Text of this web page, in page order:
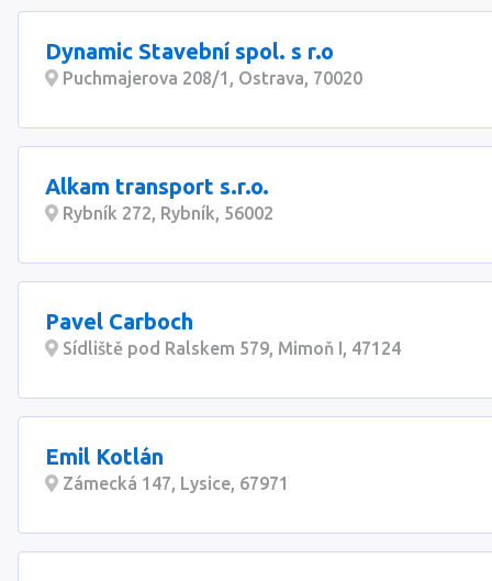
Dynamic Stavební spol. s r.o
Puchmajerova 208/1, Ostrava, 70020
Alkam transport s.r.o.
Rybník 272, Rybník, 56002
Pavel Carboch
Sídliště pod Ralskem 579, Mimoň I, 47124
Emil Kotlán
Zámecká 147, Lysice, 67971